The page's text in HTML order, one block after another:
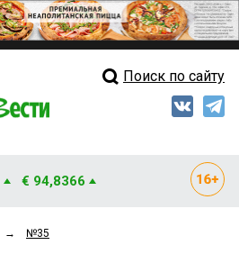
Свежий выпускПоиск по сайту
€ 94,8366
→ №35